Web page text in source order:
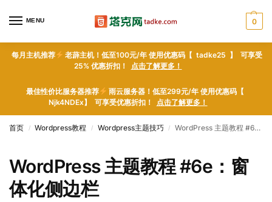
MENU 0
每月主机推荐
老薜主机！低至100元/年 使用优惠码【 tadke25 】 可享受
25% 优惠折扣！ 点击了解更多！
最佳性价比服务器推荐
雨云服务器！低至299元/年 使用优惠码【
Njk4NDEx】 可享受优惠折扣！ 点击了解更多！
首页 / Wordpress教程 / Wordpress主题技巧 / WordPress 主题教程 #6e：窗体化侧边栏
WordPress 主题教程 #6e：窗
体化侧边栏